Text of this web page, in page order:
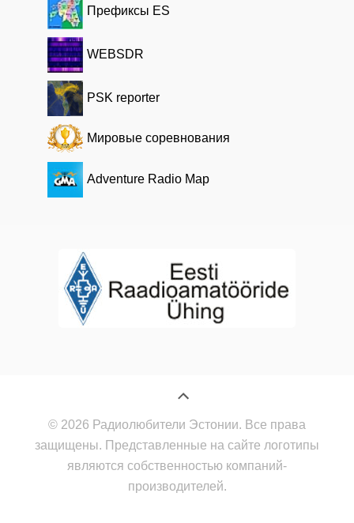
Префиксы ES
WEBSDR
PSK reporter
Мировые соревнования
Adventure Radio Map
© 2026 Радиолюбители Эстонии. Все права
защищены. Представленные на сайте логотипы
являются собственностью компаний-
производителей.